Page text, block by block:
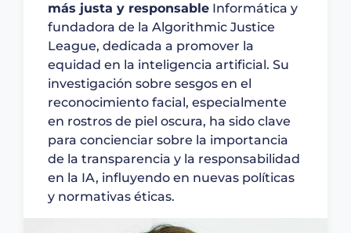
más justa y responsable Informática y
fundadora de la Algorithmic Justice
League, dedicada a promover la
equidad en la inteligencia artificial. Su
investigación sobre sesgos en el
reconocimiento facial, especialmente
en rostros de piel oscura, ha sido clave
para concienciar sobre la importancia
de la transparencia y la responsabilidad
en la IA, influyendo en nuevas políticas
y normativas éticas.